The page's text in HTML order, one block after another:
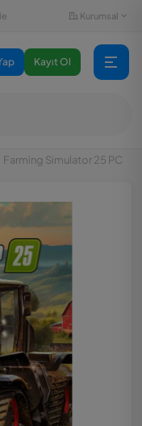
Kurumsal
Kayıt Ol
Farming Simulator 25 PC